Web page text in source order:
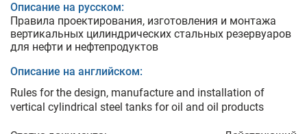
Описание на русском:
Правила проектирования, изготовления и монтажа
вертикальных цилиндрических стальных резервуаров
для нефти и нефтепродуктов
Описание на английском:
Rules for the design, manufacture and installation of
vertical cylindrical steel tanks for oil and oil products